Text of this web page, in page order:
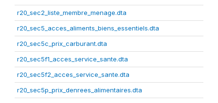
r20_sec2_liste_membre_menage.dta
r20_sec5_acces_aliments_biens_essentiels.dta
r20_sec5c_prix_carburant.dta
r20_sec5f1_acces_service_sante.dta
r20_sec5f2_acces_service_sante.dta
r20_sec5p_prix_denrees_alimentaires.dta